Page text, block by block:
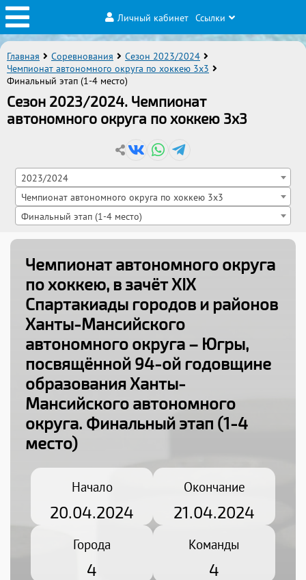
Личный кабинет Ссылки
Главная Соревнования
Сезон 2023/2024
Чемпионат автономного округа по хоккею 3x3
Финальный этап (1-4 место)
Сезон 2023/2024. Чемпионат
автономного округа по хоккею 3x3
2023/2024
Чемпионат автономного округа по хоккею 3x3
Финальный этап (1-4 место)
Чемпионат автономного округа
по хоккею, в зачёт XIX
Спартакиады городов и районов
Ханты-Мансийского
автономного округа – Югры,
посвящённой 94-ой годовщине
образования Ханты-
Мансийского автономного
округа. Финальный этап (1-4
место)
Начало
20.04.2024
Окончание
21.04.2024
Города
4
Команды
4